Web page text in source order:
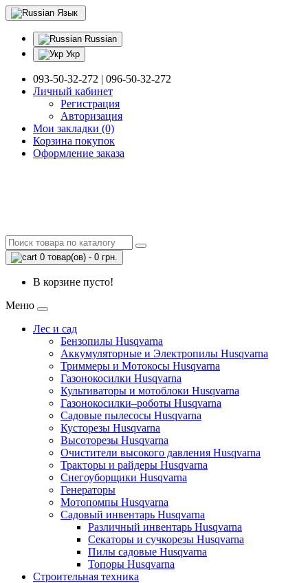
Язык
Russian
Укр
093-50-32-272 | 096-50-32-272
Личный кабинет
Регистрация
Авторизация
Мои закладки (0)
Корзина покупок
Оформление заказа
0 товар(ов) - 0 грн.
В корзине пусто!
Меню
Лес и сад
Бензопилы Husqvarna
Аккумуляторные и Электропилы Нusqvarna
Триммеры и Мотокосы Нusqvarna
Газонокосилки Husqvarna
Культиваторы и мотоблоки Husqvarna
Газонокосилки–роботы Husqvarna
Садовые пылесосы Husqvarna
Кусторезы Husqvarna
Высоторезы Husqvarna
Очистители высокого давления Husqvarna
Тракторы и райдеры Husqvarna
Снегоуборщики Husqvarna
Генераторы
Мотопомпы Husqvarna
Садовый инвентарь Husqvarna
Различный инвентарь Husqvarna
Секаторы и сучкорезы Husqvarna
Пилы садовые Husqvarna
Топоры Husqvarna
Строительная техника